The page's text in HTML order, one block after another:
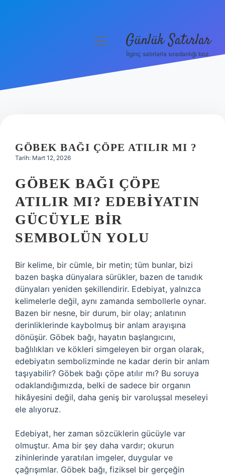
Hakkımızda
menüyü Günlük Satırlar
İlginç satırlarla sıradanlığı boz.
GÖBEK BAĞI ÇÖPE ATILIR MI ?
Tarih: Mart 12, 2026
GÖBEK BAĞI ÇÖPE
ATILIR MI? EDEBIYATIN
GÜCÜYLE BIR
SEMBOLÜN YOLU
Bir kelime, bir cümle, bir metin; tüm bunlar, bizi
bazen başka dünyalara sürükler, bazen de tanıdık
dünyaları yeniden şekillendirir. Edebiyat, yalnızca
kelimelerle değil, aynı zamanda sembollerle oynar.
Bazen bir nesne, bir durum, bir olay; anlatının
derinliklerinde kaybolmuş bir anlam arayışına
dönüşür. Göbek bağı, hayatın başlangıcını,
bağlılıkları ve kökleri simgeleyen bir organ olarak,
edebiyatın sembolizminde ne kadar derin bir anlam
taşıyabilir? Göbek bağı çöpe atılır mı? Bu soruya
odaklandığımızda, belki de sadece bir organın
hikâyesini değil, daha geniş bir varoluşsal meseleyi
ele alıyoruz.
Edebiyat, her zaman sözcüklerin gücüyle var
olmuştur. Ama bir şey daha vardır; okurun
zihinlerinde yaratılan imgeler, duygular ve
çağrışımlar. Göbek bağı, fiziksel bir gerçeğin